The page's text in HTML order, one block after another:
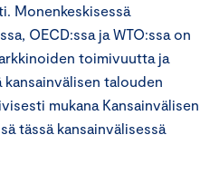
Monenkeskisessä
OECD:ssa ja WTO:ssa on
toimivuutta ja
talouden
mukana Kansainvälisen
tässä kansainvälisessä